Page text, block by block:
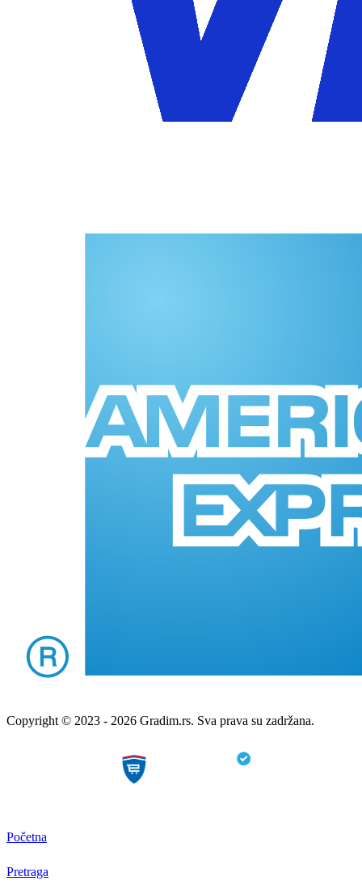
Copyright © 2023 - 2026 Gradim.rs. Sva prava su zadržana.
Početna
Pretraga